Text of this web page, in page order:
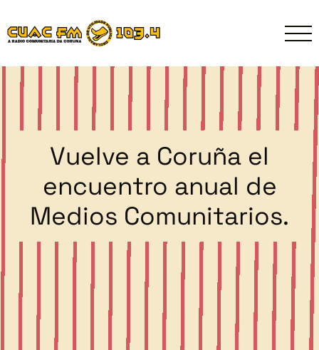
Vuelve a Coruña el
encuentro anual de
Medios Comunitarios.